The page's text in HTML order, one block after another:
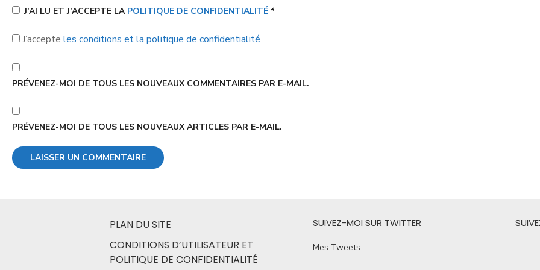
J’AI LU ET J’ACCEPTE LA POLITIQUE DE CONFIDENTIALITÉ *
J’accepte les conditions et la politique de confidentialité
PRÉVENEZ-MOI DE TOUS LES NOUVEAUX COMMENTAIRES PAR E-MAIL.
PRÉVENEZ-MOI DE TOUS LES NOUVEAUX ARTICLES PAR E-MAIL.
PLAN DU SITE
CONDITIONS D’UTILISATEUR ET
POLITIQUE DE CONFIDENTIALITÉ
SUIVEZ-MOI SUR TWITTER
Mes Tweets